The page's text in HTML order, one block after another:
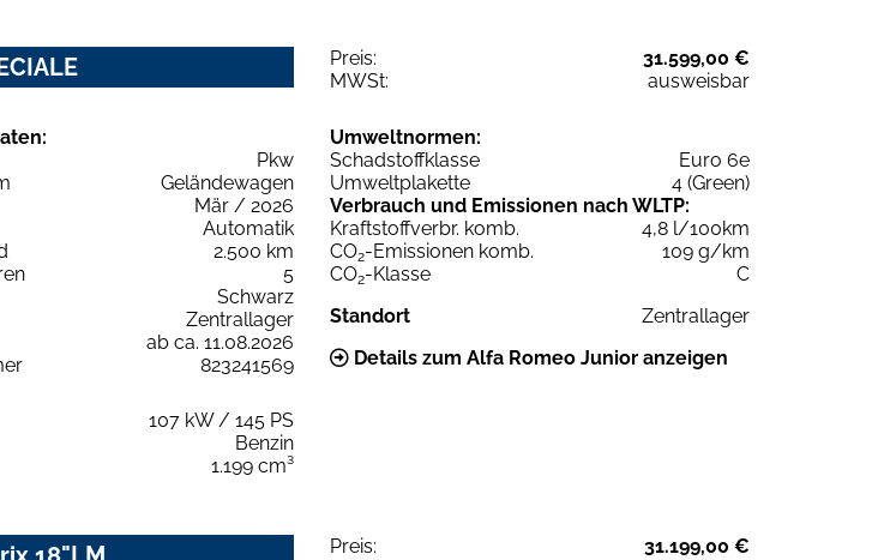
Preis:
31.599,00 €
MWSt:
ausweisbar
Pkw
Geländewagen
Mär / 2026
Automatik
2.500 km
5
Schwarz
Zentrallager
ab ca. 11.08.2026
823241569
107 kW / 145 PS
Benzin
1.199 cm³
Umweltnormen:
Schadstoffklasse
Euro 6e
Umweltplakette
4 (Green)
Verbrauch und Emissionen nach WLTP:
Kraftstoffverbr. komb.
4,8 l/100km
CO2-Emissionen komb.
109 g/km
CO2-Klasse
C
Standort
Zentrallager
Details zum Alfa Romeo Junior anzeigen
Preis:
31.199,00 €